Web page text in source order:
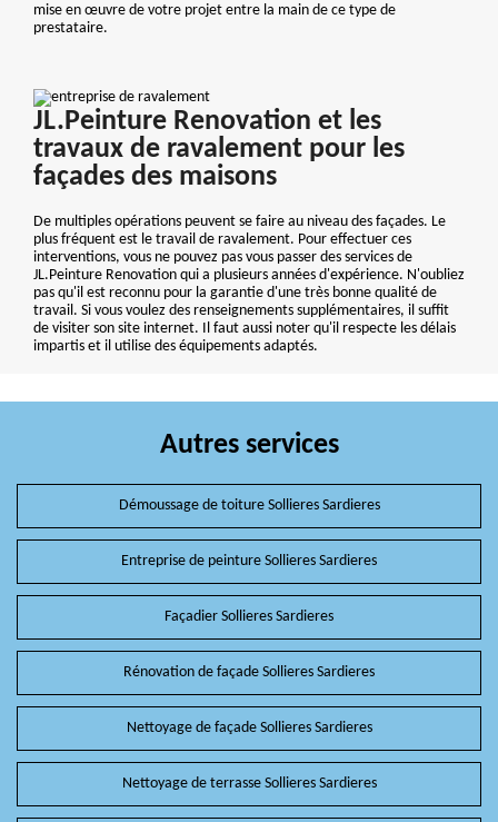
mise en œuvre de votre projet entre la main de ce type de
prestataire.
JL.Peinture Renovation et les
travaux de ravalement pour les
façades des maisons
De multiples opérations peuvent se faire au niveau des façades. Le
plus fréquent est le travail de ravalement. Pour effectuer ces
interventions, vous ne pouvez pas vous passer des services de
JL.Peinture Renovation qui a plusieurs années d'expérience. N'oubliez
pas qu'il est reconnu pour la garantie d'une très bonne qualité de
travail. Si vous voulez des renseignements supplémentaires, il suffit
de visiter son site internet. Il faut aussi noter qu'il respecte les délais
impartis et il utilise des équipements adaptés.
Autres services
Démoussage de toiture Sollieres Sardieres
Entreprise de peinture Sollieres Sardieres
Façadier Sollieres Sardieres
Rénovation de façade Sollieres Sardieres
Nettoyage de façade Sollieres Sardieres
Nettoyage de terrasse Sollieres Sardieres